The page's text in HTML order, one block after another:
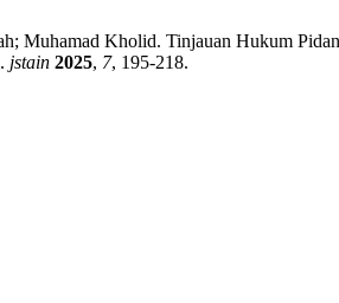
Muhamad Kholid. Tinjauan Hukum
jstain 2025, 7, 195-218.